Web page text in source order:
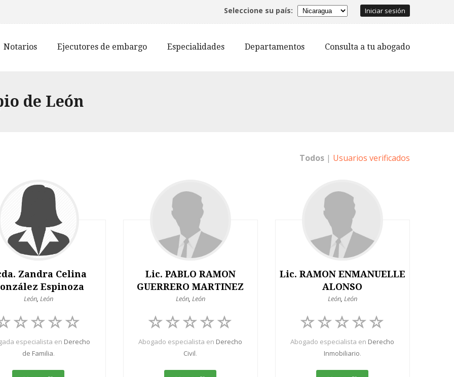
Iniciar sesión
Seleccione su país:
Notarios Ejecutores de embargo Especialidades Departamentos Consulta a tu abogado
de León
Todos| Usuarios verificados
Zandra Celina
Espinoza
León, León
especialista en Derecho
de Familia.
Lic. PABLO RAMON
GUERRERO MARTINEZ
León, León
Abogado especialista en Derecho
Civil.
Lic. RAMON ENMANUELLE
ALONSO
León, León
Abogado especialista en Derecho
Inmobiliario.